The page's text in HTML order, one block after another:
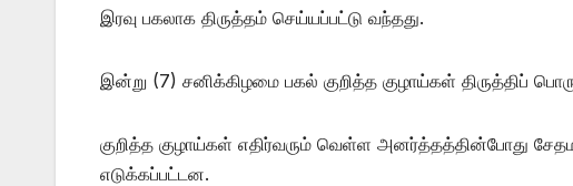
இரவு பகலாக திருத்தம் செய்யப்பட்டு வந்தது.
இன்று (7) சனிக்கிழமை பகல் குறித்த குழாய்கள் திருத்திப்
குறித்த குழாய்கள் எதிர்வரும் வெள்ள அனர்த்தத்தின்போது
எடுக்கப்பட்டன.